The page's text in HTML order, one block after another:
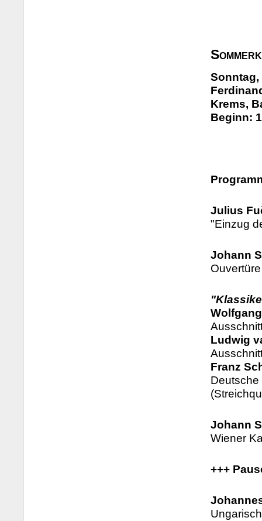
Sonntag,
Krems,
Beginn:
Julius
"Einzug
Johann
Ludwig
Franz
Johann
Wiener
+++